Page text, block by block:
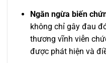
Ngăn ngừa biến
không chỉ gây đau
thương vĩnh viễn
được phát hiện và